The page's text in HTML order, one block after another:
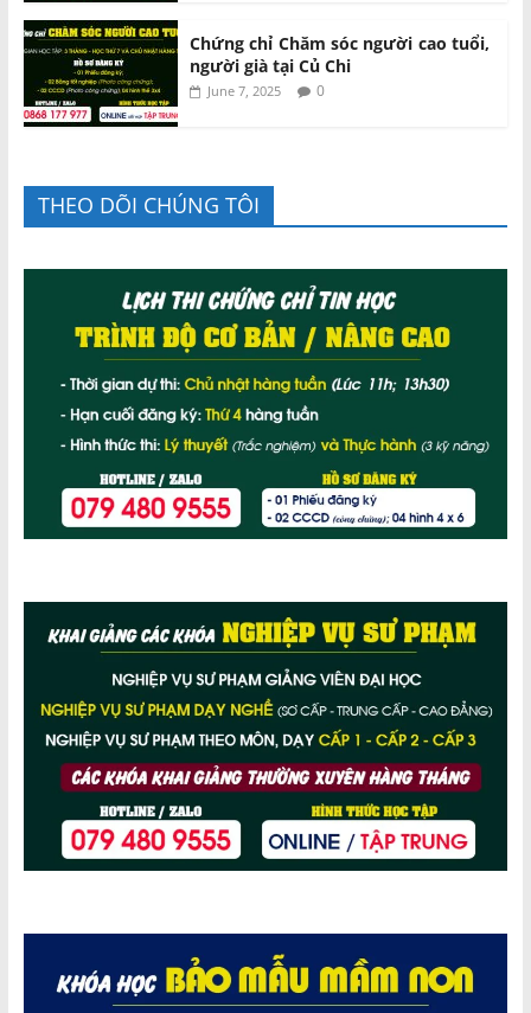
Chứng chỉ Chăm sóc người cao tuổi,
người già tại Củ Chi
June 7, 2025 0
THEO DÕI CHÚNG TÔI